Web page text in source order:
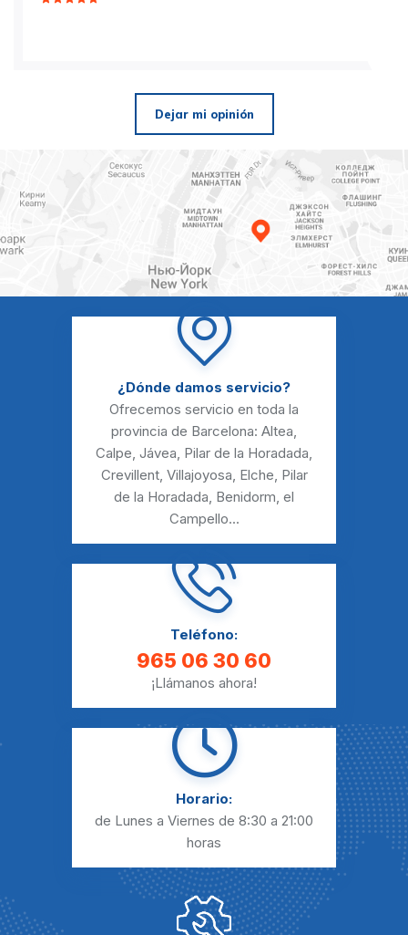
Dejar mi opinión
¿Dónde damos servicio?
Ofrecemos servicio en toda la
provincia de Barcelona: Altea,
Calpe, Jávea, Pilar de la Horadada,
Crevillent, Villajoyosa, Elche, Pilar
de la Horadada, Benidorm, el
Campello...
Teléfono:
965 06 30 60
¡Llámanos ahora!
Horario:
de Lunes a Viernes de 8:30 a 21:00
horas